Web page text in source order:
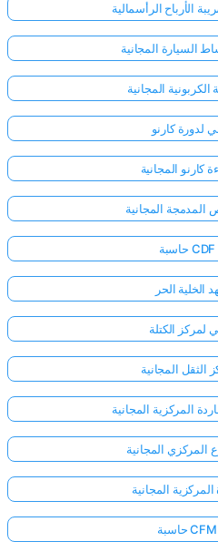
الأرباح الرأسمالية
السيارة المجانية
المجانية
لدورة كارنو
كارنو المجانية
المدمجة المجانية
الخلية الحر
لمركز الكتلة
الثقل المجانية
المركزية المجانية
المركزي المجانية
المجانية